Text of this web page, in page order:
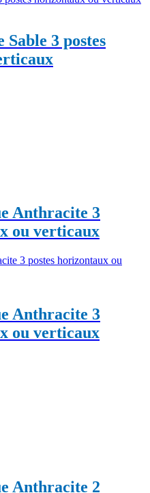
Sable 3 postes
Anthracite 3
ou verticaux
Anthracite 3
ou verticaux
Anthracite 2